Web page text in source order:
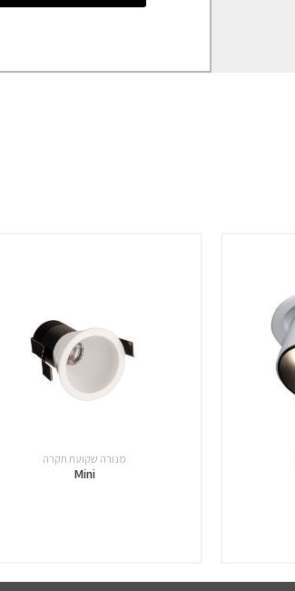
מנורה שקועת תקרה
Mini